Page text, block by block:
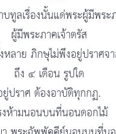
ทูลเรื่องนั้นแด่พระผู้มีพระ
ผู้มีพระภาคเจ้าตรัส
ลาย ภิกษุไม่พึงอยู่ปราศจ
ถึง ๔ เดือน รูปใด
ปราศ ต้องอาบัติทุกกฏ.
ห้ามนอนบนที่นอนดอกไม้